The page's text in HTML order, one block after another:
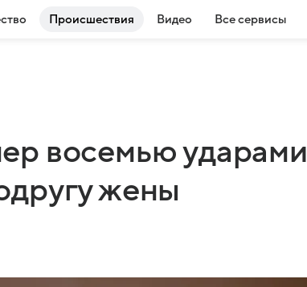
Происшествия Видео Все сервисы
восемью ударами
жены